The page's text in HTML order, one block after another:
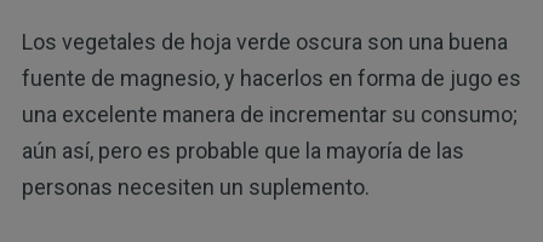
Los vegetales de hoja verde oscura son una buena
fuente de magnesio, y hacerlos en forma de jugo es
una excelente manera de incrementar su consumo;
aún así, pero es probable que la mayoría de las
personas necesiten un suplemento.